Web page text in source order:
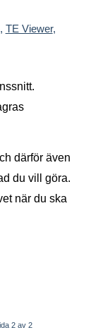
, TE Viewer,
därför även
du vill göra.
när du ska
2 av 2